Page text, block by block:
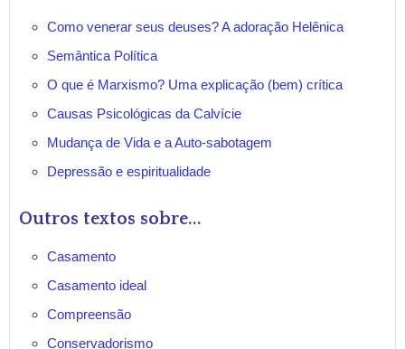
Como venerar seus deuses? A adoração Helênica
Semântica Política
O que é Marxismo? Uma explicação (bem) crítica
Causas Psicológicas da Calvície
Mudança de Vida e a Auto-sabotagem
Depressão e espiritualidade
Outros textos sobre...
Casamento
Casamento ideal
Compreensão
Conservadorismo